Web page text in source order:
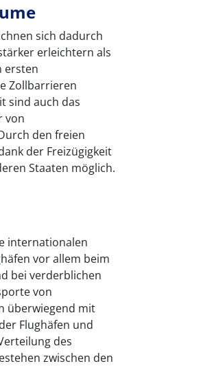
sich dadurch
erleichtern als
ersten
Zollbarrieren
sind auch das
von
den freien
der Freizügigkeit
Staaten möglich.
internationalen
vor allem beim
bei verderblichen
von
überwiegend mit
Flughäfen und
des
zwischen den